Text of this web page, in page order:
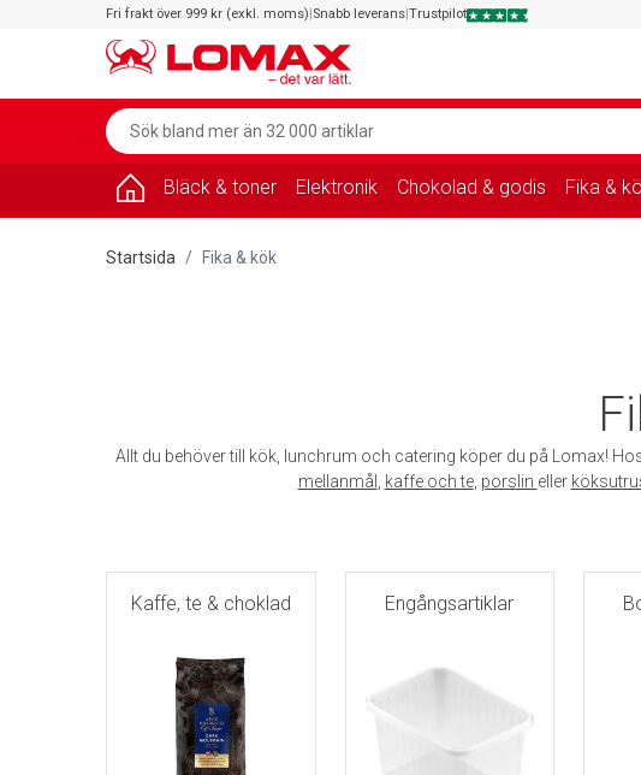
Fri frakt över 999 kr (exkl. moms)|Snabb leverans|Trustpilot
Bläck & toner Elektronik Chokolad & godis Fika &
Startsida Fika & kök
Allt du behöver till kök, lunchrum och catering köper du på Lomax!
mellanmål
kaffe och te, porslin eller
Kaffe, te & choklad Engångsartiklar